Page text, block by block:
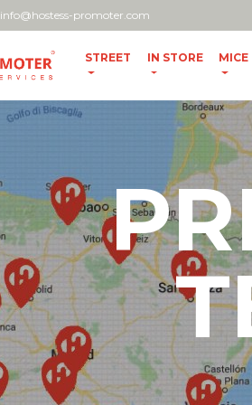
info@hostess-promoter.com
STREET IN STORE MICE